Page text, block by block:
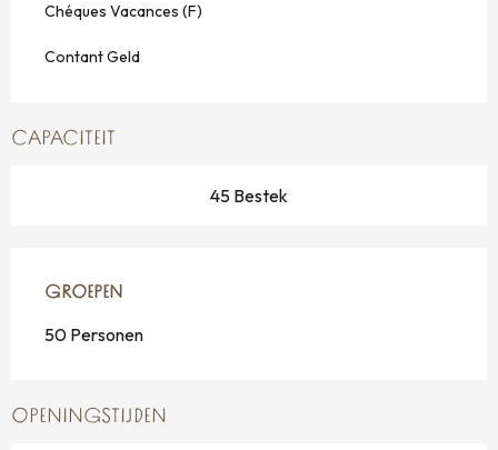
Chéques Vacances (F)
Contant Geld
CAPACITEIT
45 Bestek
GROEPEN
GROEPEN
50 Personen
OPENINGSTIJDEN